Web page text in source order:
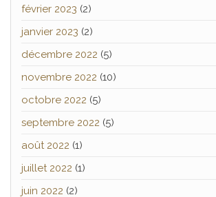
février 2023 (2)
janvier 2023 (2)
décembre 2022 (5)
novembre 2022 (10)
octobre 2022 (5)
septembre 2022 (5)
août 2022 (1)
juillet 2022 (1)
juin 2022 (2)